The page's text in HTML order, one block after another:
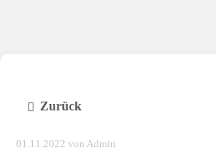
Zurück
01.11.2022 von Admin